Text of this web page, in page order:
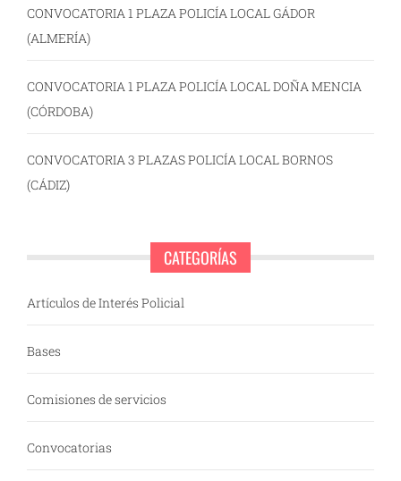
CONVOCATORIA 1 PLAZA POLICÍA LOCAL GÁDOR
(ALMERÍA)
CONVOCATORIA 1 PLAZA POLICÍA LOCAL DOÑA MENCIA
(CÓRDOBA)
CONVOCATORIA 3 PLAZAS POLICÍA LOCAL BORNOS
(CÁDIZ)
CATEGORÍAS
Artículos de Interés Policial
Bases
Comisiones de servicios
Convocatorias